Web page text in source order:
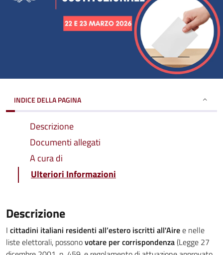
INDICE DELLA PAGINA
Descrizione
Documenti allegati
A cura di
Ulteriori Informazioni
Descrizione
I cittadini italiani residenti all’estero iscritti all'Airee nelle
liste elettorali, possonovotare per corrispondenza(Legge 27